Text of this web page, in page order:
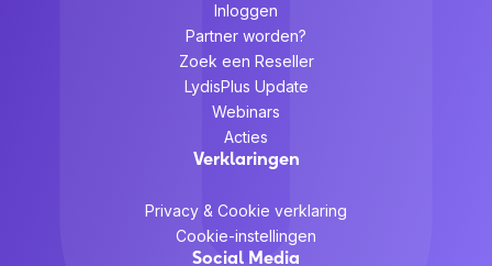
Inloggen
Partner worden?
Zoek een Reseller
LydisPlus Update
Webinars
Acties
Verklaringen
Privacy & Cookie verklaring
Cookie-instellingen
Social Media